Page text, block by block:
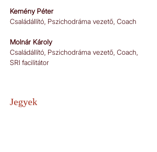
Kemény Péter
Családállító, Pszichodráma vezető, Coach
Molnár Károly
Családállító, Pszichodráma vezető, Coach,
SRI facilitátor
Jegyek